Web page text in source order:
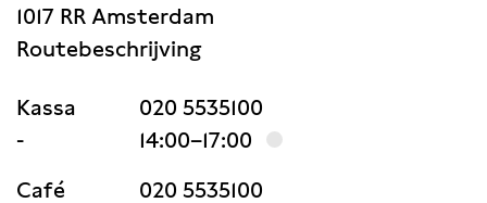
1017 RR Amsterdam
Routebeschrijving
Kassa
020 5535100
-
14:00–17:00
Café
020 5535100